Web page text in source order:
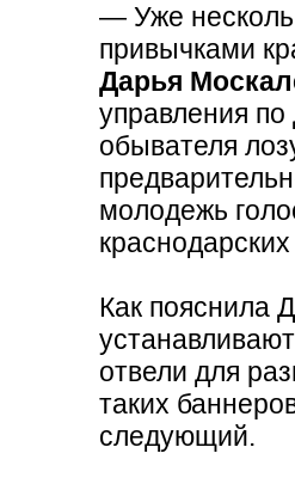
— Уже
привычками
Дарья
управления
обывателя
молодежь
Как пояснила
отвели для
таких
следующий.